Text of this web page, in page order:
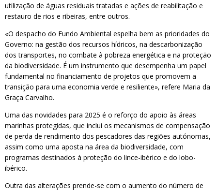
utilização de águas residuais tratadas e ações de reabilitação e
restauro de rios e ribeiras, entre outros.
«O despacho do Fundo Ambiental espelha bem as prioridades do
Governo: na gestão dos recursos hídricos, na descarbonização
dos transportes, no combate à pobreza energética e na proteção
da biodiversidade. É um instrumento que desempenha um papel
fundamental no financiamento de projetos que promovem a
transição para uma economia verde e resiliente», refere Maria da
Graça Carvalho.
Uma das novidades para 2025 é o reforço do apoio às áreas
marinhas protegidas, que inclui os mecanismos de compensação
de perda de rendimento dos pescadores das regiões autónomas,
assim como uma aposta na área da biodiversidade, com
programas destinados à proteção do lince-ibérico e do lobo-
ibérico.
Outra das alterações prende-se com o aumento do número de